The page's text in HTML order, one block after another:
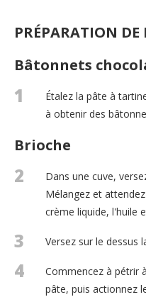
PRÉPARATION DE
Bâtonnets
1
Étalez la pâte à
à obtenir des
Brioche
2
Dans une cuve,
Mélangez et
crème liquide, l'huile
3 Versez sur le dessus
4
Commencez à pétrir
pâte, puis actionnez